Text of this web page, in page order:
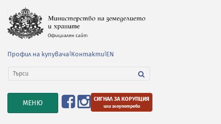
Профил на купувача Контакти EN
TOGGLE
NAVIGATION
МЕНЮ СИГНАЛ ЗА КОРУПЦИЯ
или злоупотреби